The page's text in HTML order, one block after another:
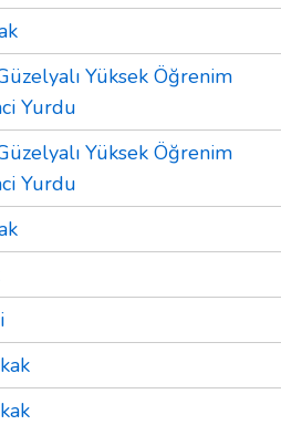
Yüksek Öğrenim
Yurdu
Yüksek Öğrenim
Yurdu